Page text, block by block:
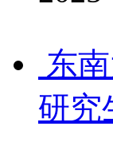
东
研究